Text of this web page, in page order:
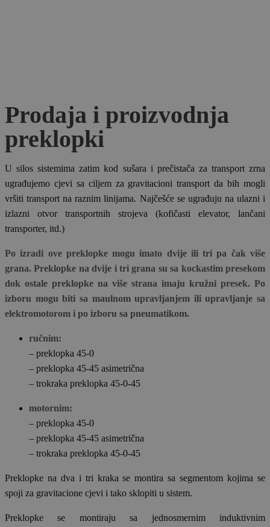
Prodaja i proizvodnja
preklopki
U silos sistemima zatim kod sušara i prečistača za transport zrna
ugrađujemo cjevi sa ciljem za gravitacioni transport da bih mogli
vršiti transport na raznim linijama. Najčešće se ugrađuju na ulazni i
izlazni otvor transportnih strojeva (kofičasti elevator, lančani
transporter, itd.)
Po izradi ove preklopke mogu imato dvije ili tri pa čak više
grana. Preklopke na dvije i tri grana su sa kockastim presekom
dok ostale preklopke na više strana imaju kružni presek. Po
izboru mogu biti sa maulnom upravljanjem ili upravljanje sa
elektromotorom i po izboru sa pneumatikom.
ručnim:
– preklopka 45-0
– preklopka 45-45 asimetrična
– trokraka preklopka 45-0-45
motornim:
– preklopka 45-0
– preklopka 45-45 asimetrična
– trokraka preklopka 45-0-45
Preklopke na dva i tri kraka se montira sa segmentom kojima se
spoji za gravitacione cjevi i tako sklopiti u sistem.
Preklopke se montiraju sa jednosmernim induktivnim